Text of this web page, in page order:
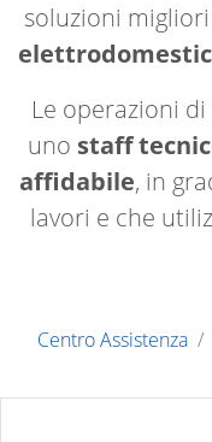
soluzioni
Le operazioni
uno staff
affidabile, in
lavori e che
Centro Assistenza